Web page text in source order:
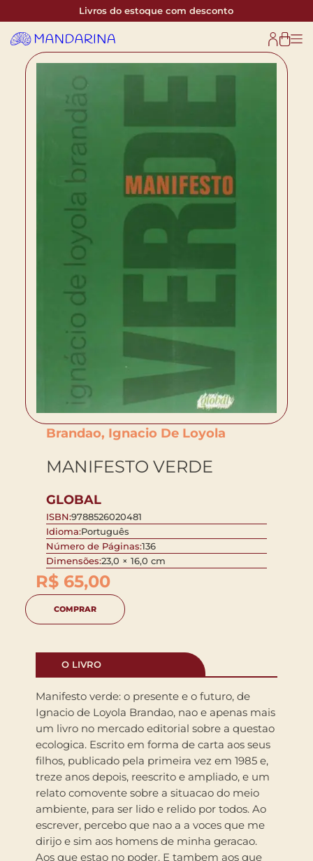
Livros do estoque com desconto
Brandao, Ignacio De Loyola
MANIFESTO VERDE
GLOBAL
ISBN:9788526020481
Idioma:Português
Número de Páginas:136
Dimensões:23,0 × 16,0 cm
R$ 65,00
COMPRAR
O LIVRO
Manifesto verde: o presente e o futuro, de
Ignacio de Loyola Brandao, nao e apenas mais
um livro no mercado editorial sobre a questao
ecologica. Escrito em forma de carta aos seus
filhos, publicado pela primeira vez em 1985 e,
treze anos depois, reescrito e ampliado, e um
relato comovente sobre a situacao do meio
ambiente, para ser lido e relido por todos. Ao
escrever, percebo que nao a a voces que me
dirijo e sim aos homens de minha geracao.
Aos que estao no poder. E tambem aos que